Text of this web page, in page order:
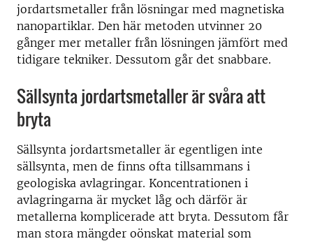
jordartsmetaller från lösningar med magnetiska
nanopartiklar. Den här metoden utvinner 20
gånger mer metaller från lösningen jämfört med
tidigare tekniker. Dessutom går det snabbare.
Sällsynta jordartsmetaller är svåra att
bryta
Sällsynta jordartsmetaller är egentligen inte
sällsynta, men de finns ofta tillsammans i
geologiska avlagringar. Koncentrationen i
avlagringarna är mycket låg och därför är
metallerna komplicerade att bryta. Dessutom får
man stora mängder oönskat material som